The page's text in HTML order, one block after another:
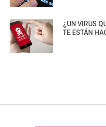
¿UN VIRUS
TE ESTÁN